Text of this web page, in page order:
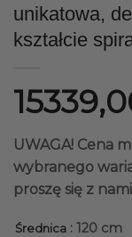
unikatowa,
kształcie
UWAGA! Cena
wybranego
proszę się z
Średnica : 120 cm